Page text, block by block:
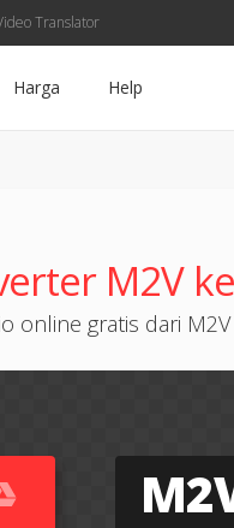
Translator
Harga Help
M2V
online gratis dari